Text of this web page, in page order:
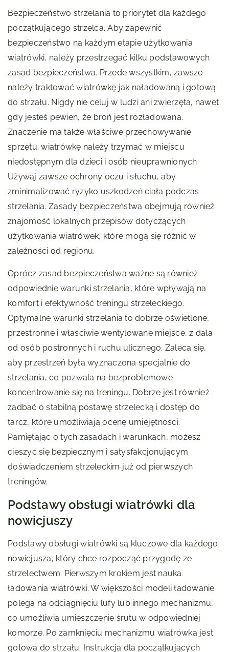
Bezpieczeństwo strzelania to priorytet dla każdego
początkującego strzelca. Aby zapewnić
bezpieczeństwo na każdym etapie użytkowania
wiatrówki, należy przestrzegać kilku podstawowych
zasad bezpieczeństwa. Przede wszystkim, zawsze
należy traktować wiatrówkę jak naładowaną i gotową
do strzału. Nigdy nie celuj w ludzi ani zwierzęta, nawet
gdy jesteś pewien, że broń jest rozładowana.
Znaczenie ma także właściwe przechowywanie
sprzętu: wiatrówkę należy trzymać w miejscu
niedostępnym dla dzieci i osób nieuprawnionych.
Używaj zawsze ochrony oczu i słuchu, aby
zminimalizować ryzyko uszkodzeń ciała podczas
strzelania. Zasady bezpieczeństwa obejmują również
znajomość lokalnych przepisów dotyczących
użytkowania wiatrówek, które mogą się różnić w
zależności od regionu.
Oprócz zasad bezpieczeństwa ważne są również
odpowiednie warunki strzelania, które wpływają na
komfort i efektywność treningu strzeleckiego.
Optymalne warunki strzelania to dobrze oświetlone,
przestronne i właściwie wentylowane miejsce, z dala
od osób postronnych i ruchu ulicznego. Zaleca się,
aby przestrzeń była wyznaczona specjalnie do
strzelania, co pozwala na bezproblemowe
koncentrowanie się na treningu. Dobrze jest również
zadbać o stabilną postawę strzelecką i dostęp do
tarcz, które umożliwiają ocenę umiejętności.
Pamiętając o tych zasadach i warunkach, możesz
cieszyć się bezpiecznym i satysfakcjonującym
doświadczeniem strzeleckim już od pierwszych
treningów.
Podstawy obsługi wiatrówki dla
nowicjuszy
Podstawy obsługi wiatrówki są kluczowe dla każdego
nowicjusza, który chce rozpocząć przygodę ze
strzelectwem. Pierwszym krokiem jest nauka
ładowania wiatrówki. W większości modeli ładowanie
polega na odciągnięciu lufy lub innego mechanizmu,
co umożliwia umieszczenie śrutu w odpowiedniej
komorze. Po zamknięciu mechanizmu wiatrówka jest
gotowa do strzału. Instrukcja dla początkujących